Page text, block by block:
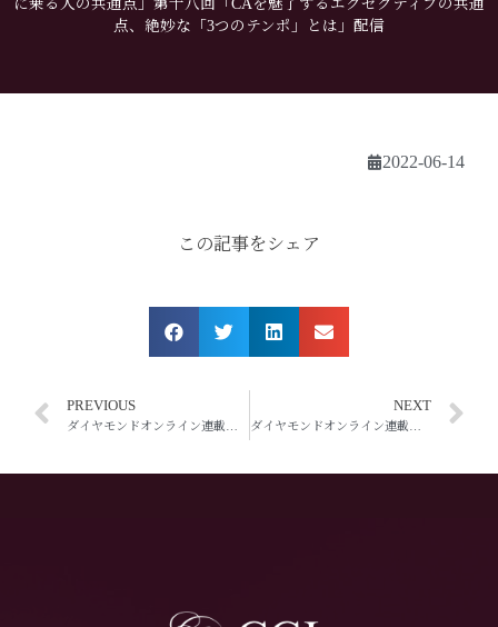
に乗る人の共通点」第十八回「CAを魅了するエグゼクティブの共通
点、絶妙な「3つのテンポ」とは」配信
2022-06-14
この記事をシェア
PREVIOUS NEXT